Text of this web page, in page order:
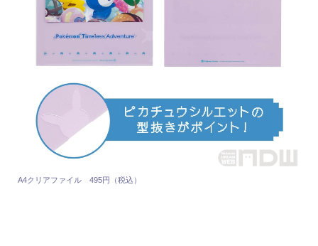
A4クリアファイル 495円（税込）